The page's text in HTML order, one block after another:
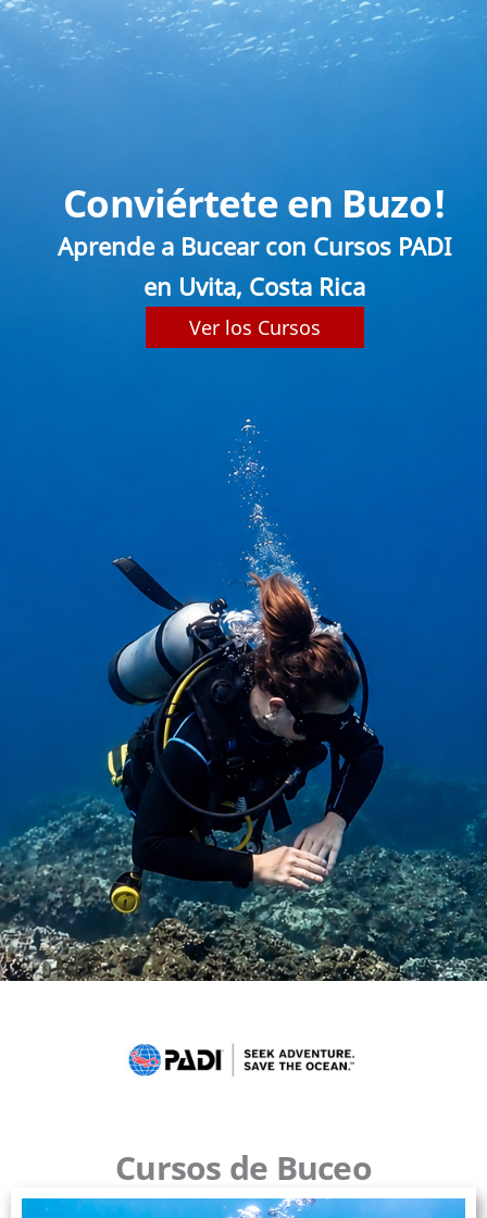
Conviértete en Buzo!
Aprende a Bucear con Cursos PADI
en Uvita, Costa Rica
Ver los Cursos
Cursos de Buceo